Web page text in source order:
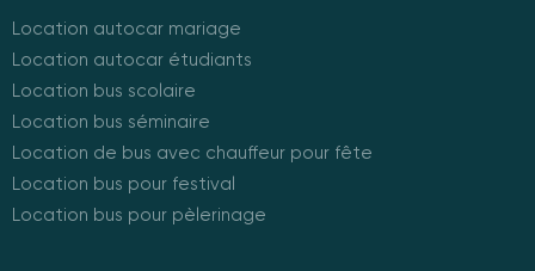
Location autocar mariage
Location autocar étudiants
Location bus scolaire
Location bus séminaire
Location de bus avec chauffeur pour fête
Location bus pour festival
Location bus pour pèlerinage